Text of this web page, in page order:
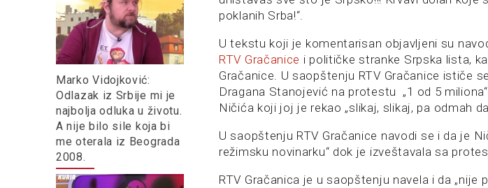
Marko Vidojković:
Odlazak iz Srbije mi je
najbolja odluka u životu.
A nije bilo sile koja bi
me oterala iz Beograda
2008.
poklanih Srba!“.
U tekstu koji je komentarisan objavljeni su
RTV Gračanice i političke stranke Srpska lista,
Gračanice. U saopštenju RTV Gračanice ističe
Dragana Stanojević na protestu „1 od 5
Ničića koji joj je rekao „slikaj, slikaj, pa odmah
U saopštenju RTV Gračanice navodi se i da je
režimsku novinarku“ dok je izveštavala sa
RTV Gračanica je u saopštenju navela i da